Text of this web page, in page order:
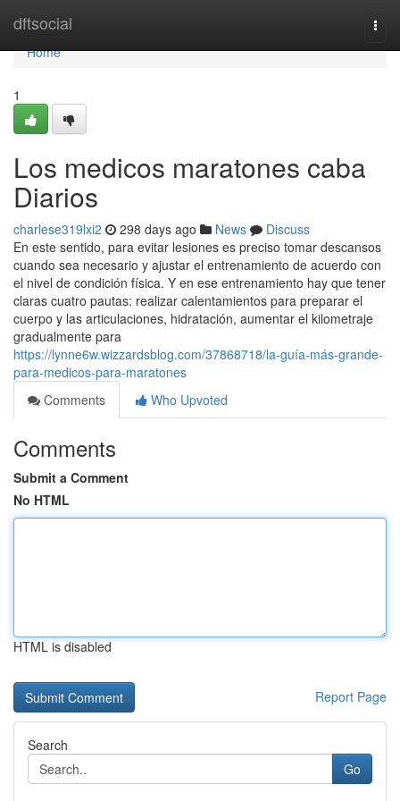
dftsocial
Home
Home
1
Los medicos maratones caba
Diarios
charlese319lxi2 298 days ago News
Discuss
En este sentido, para evitar lesiones es preciso tomar descansos
cuando sea necesario y ajustar el entrenamiento de acuerdo con
el nivel de condición física. Y en ese entrenamiento hay que tener
claras cuatro pautas: realizar calentamientos para preparar el
cuerpo y las articulaciones, hidratación, aumentar el kilometraje
gradualmente para
https://lynne6w.wizzardsblog.com/37868718/la-guía-más-grande-
para-medicos-para-maratones
Comments
Who Upvoted
Comments
Submit a Comment
No HTML
HTML is disabled
Report Page
Search
Go